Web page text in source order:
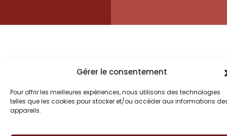
Gérer le consentement
Pour offrir les meilleures expériences, nous utilisons des technologies
telles que les cookies pour stocker et/ou accéder aux informations
appareils.